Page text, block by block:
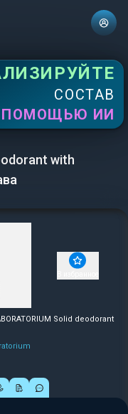
СОСТАВ
ПОМОЩЬЮ ИИ
with
Solid deodorant